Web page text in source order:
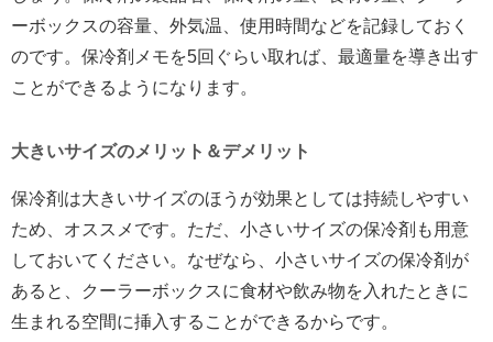
ーボックスの容量、外気温、使用時間などを記録しておく
のです。保冷剤メモを5回ぐらい取れば、最適量を導き出す
ことができるようになります。
大きいサイズのメリット＆デメリット
保冷剤は大きいサイズのほうが効果としては持続しやすい
ため、オススメです。ただ、小さいサイズの保冷剤も用意
しておいてください。なぜなら、小さいサイズの保冷剤が
あると、クーラーボックスに食材や飲み物を入れたときに
生まれる空間に挿入することができるからです。